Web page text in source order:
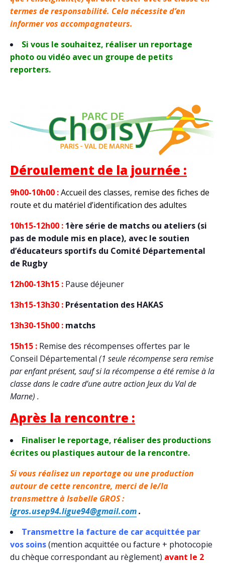
termes de responsabilité. Cela nécessite d’en
informer vos accompagnateurs.
Si vous le souhaitez, réaliser un reportage
photo ou vidéo avec un groupe de petits
reporters.
Déroulement de la journée :
9h00-10h00 :Accueil des classes, remise des fiches de
route et du matériel d’identification des adultes
10h15-12h00 : 1ère série de matchs ou ateliers (si
pas de module mis en place), avec le soutien
d’éducateurs sportifs du Comité Départemental
de Rugby
12h00-13h15 : Pause déjeuner
13h15-13h30 : Présentation des HAKAS
13h30-15h00 : matchs
15h15 : Remise des récompenses offertes par le
Conseil Départemental (1 seule récompense sera remise
par enfant présent, sauf si la récompense a été remise à la
classe dans le cadre d’une autre action Jeux du Val de
Marne) .
Après la rencontre :
Finaliser le reportage, réaliser des productions
écrites ou plastiques autour de la rencontre.
Si vous réalisez un reportage ou une production
autour de cette rencontre, merci de le/la
transmettre à Isabelle GROS :
igros.usep94.ligue94@gmail.com.
Transmettre la facture de car acquittée par
vos soins(mention acquittée ou facture + photocopie
du chèque correspondant au règlement) avant le 2